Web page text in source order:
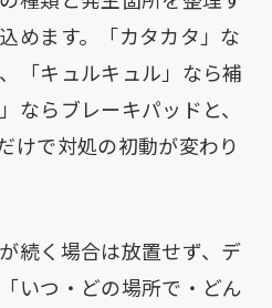
めます。「カタカタ」な
「キュルキュル」なら補
ならブレーキパッドと、
けで対処の初動が変わり
続く場合は放置せず、デ
いつ・どの場所で・どん